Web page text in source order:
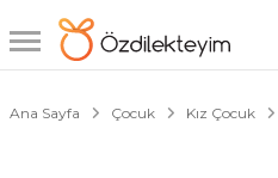
Ana Sayfa Çocuk Kız Çocuk
1/3